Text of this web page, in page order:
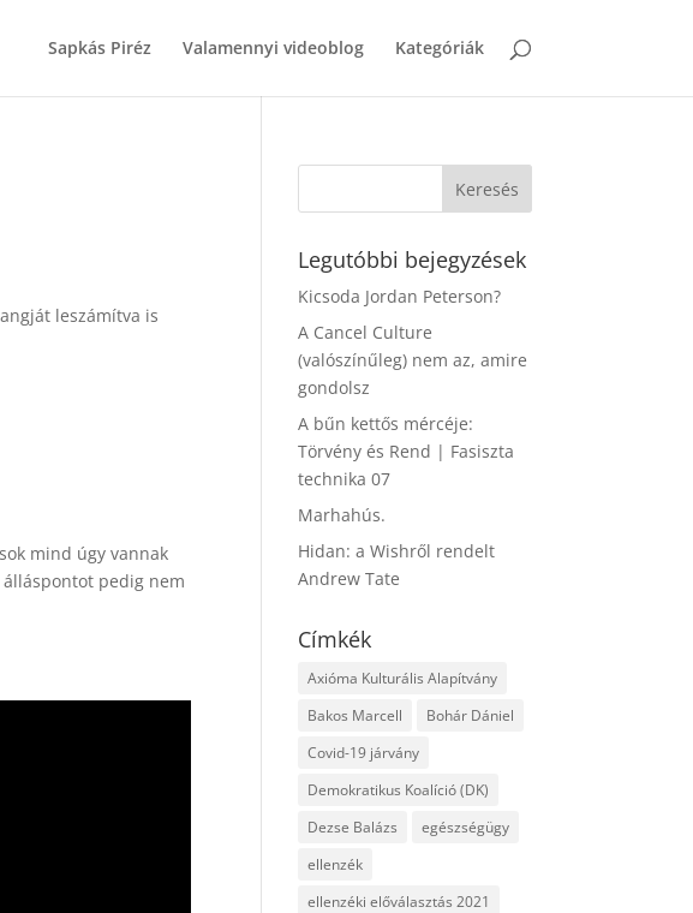
Sapkás Piréz Valamennyi videoblog Kategóriák
leszámítva is
mind úgy vannak
pedig nem
Legutóbbi bejegyzések
Kicsoda Jordan Peterson?
A Cancel Culture
(valószínűleg) nem az, amire
gondolsz
A bűn kettős mércéje:
Törvény és Rend | Fasiszta
technika 07
Marhahús.
Hidan: a Wishről rendelt
Andrew Tate
Címkék
Axióma Kulturális Alapítvány
Bakos Marcell
Bohár Dániel
Covid-19 járvány
Demokratikus Koalíció (DK)
Dezse Balázs
egészségügy
ellenzék
ellenzéki előválasztás 2021